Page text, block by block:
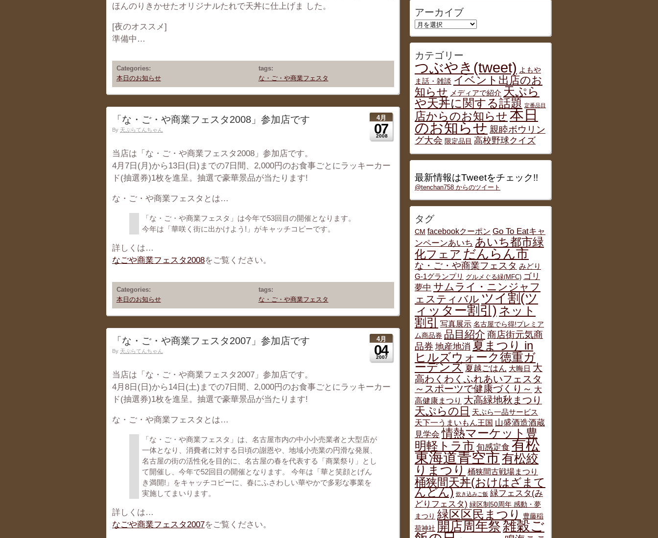
ほんのりきかせたオリジナルたれで天丼に仕上げま した。
[夜のオススメ]
準備中…
Categories:
本日のお知らせ
tags:
な・ご・や商業フェスタ
4月
07
2008
「な・ご・や商業フェスタ2008」参加店です
By 天ぷらてんちゃん
当店は「な・ご・や商業フェスタ2008」参加店です。
4月7日(月)から13日(日)までの7日間、2,000円のお食事ごとにラッキーカー
ド(抽選券)1枚を進呈。抽選で豪華景品が当たります!
な・ご・や商業フェスタとは…
「な・ご・や商業フェスタ」は今年で53回目の開催となります。
今年は「華咲く街に出かけよう!」がキャッチコピーです。
詳しくは…
なごや商業フェスタ2008をご覧ください。
Categories:
本日のお知らせ
tags:
な・ご・や商業フェスタ
4月
04
2007
「な・ご・や商業フェスタ2007」参加店です
By 天ぷらてんちゃん
当店は「な・ご・や商業フェスタ2007」参加店です。
4月8日(日)から14日(土)までの7日間、2,000円のお食事ごとにラッキーカー
ド(抽選券)1枚を進呈。抽選で豪華景品が当たります!
な・ご・や商業フェスタとは…
「な・ご・や商業フェスタ」は、名古屋市内の中小小売業者と大型店が
一体となり、消費者に対する日頃の謝恩や、地域小売業の円滑な発展、
名古屋の街の活性化を目的に、名古屋の春を代表する「商業祭り」とし
て開催し、今年で52回目の開催となります。 今年は「華と笑顔とげん
き満開!」をキャッチコピーに、春にふさわしい華やかで多彩な事業を
実施してまいります。
詳しくは…
なごや商業フェスタ2007をご覧ください。
アーカイブ
ア
カ
イ
ブ
カテゴリー
つぶやき(tweet) よもや
ま話・雑談 イベント出店のお
知らせ メディアで紹介 天ぷら
や天丼に関する話題 定番品目
店からのお知らせ 本日
のお知らせ 親睦ボウリン
グ大会 限定品目 高校野球クイズ
最新情報はTweetをチェック!!
@tenchan758 からのツイート
タグ
CM facebookクーポン Go To Eatキャ
ンペーンあいち あいち都市緑
化フェア だんらん市
な・ご・や商業フェスタ みどり
G-1グランプリ
グルメぐる緑(MFC) ゴリ
夢中 サムライ・ニンジャフ
ェスティバル ツイ割(ツ
ィッター割引) ネット
割引
写真展示 名古屋でら得!プレミア
ム商品券 品目紹介 商店街元気商
品券 地産地消 夏まつり in
ヒルズウォーク徳重ガ
ーデンズ 夏越ごはん 大晦日 大
高わくわくふれあいフェスタ
～スポーツで健康づくり～ 大
高健康まつり 大高緑地秋まつり
天ぷらの日 天ぷら一品サービス
天下一うまいもん王国 山盛酒造酒蔵
見学会 情熱マーケット豊
明軽トラ市 旬感定食 有松
東海道青空市有松絞
りまつり
桶狭間古戦場まつり
桶狭間天丼(おけはざまて
んどん) 炊き込みご飯 緑フェスタ(み
どりフェスタ) 緑区制50周年 感動・夢
まつり 緑区区民まつり
豊藤稲
荷神社 開店周年祭雑穀ご